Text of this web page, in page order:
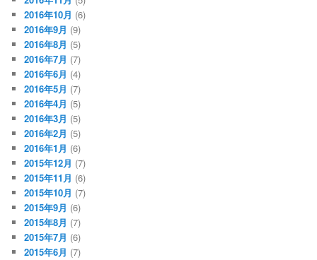
2016年10月 (6)
2016年9月 (9)
2016年8月 (5)
2016年7月 (7)
2016年6月 (4)
2016年5月 (7)
2016年4月 (5)
2016年3月 (5)
2016年2月 (5)
2016年1月 (6)
2015年12月 (7)
2015年11月 (6)
2015年10月 (7)
2015年9月 (6)
2015年8月 (7)
2015年7月 (6)
2015年6月 (7)